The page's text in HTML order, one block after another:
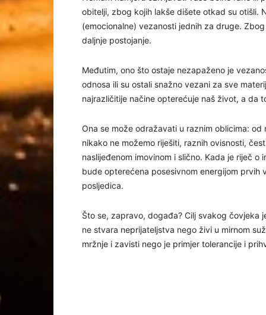
obitelji, zbog kojih lakše dišete otkad su otišli.
(emocionalne) vezanosti jednih za druge.
daljnje postojanje.
Međutim, ono što ostaje nezapaženo je
odnosa ili su ostali snažno vezani za sve
najrazličitije načine opterećuje naš život, a da
Ona se može odražavati u raznim oblicima:
nikako ne možemo riješiti, raznih ovisnosti,
naslijeđenom imovinom i slično. Kada je riječ
bude opterećena posesivnom energijom prvih
posljedica.
Što se, zapravo, događa? Cilj svakog čovjeka
ne stvara neprijateljstva nego živi u mirnom
mržnje i zavisti nego je primjer tolerancije i